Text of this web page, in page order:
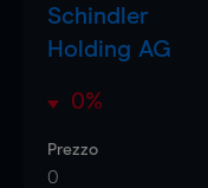
Schindler
Holding AG
0%
Prezzo
0